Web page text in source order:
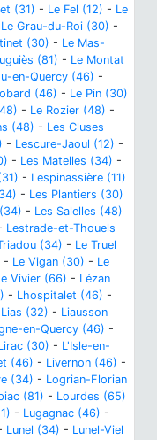
(31) - Le Fel (12) - Le
Le Grau-du-Roi (30) -
(30) - Le Mas-
(81) - Le Montat
en-Quercy (46) -
(46) - Le Pin (30)
- Le Rozier (48) -
(48) - Les Cluses
- Lescure-Jaoul (12) -
- Les Matelles (34) -
- Lespinassière (11)
- Les Plantiers (30)
- Les Salelles (48)
Lestrade-et-Thouels
(34) - Le Truel
- Le Vigan (30) - Le
Vivier (66) - Lézan
- Lhospitalet (46) -
Lias (32) - Liausson
en-Quercy (46) -
(30) - L'Isle-en-
(46) - Livernon (46) -
(34) - Logrian-Florian
(81) - Lourdes (65)
- Lugagnac (46) -
Lunel (34) - Lunel-Viel